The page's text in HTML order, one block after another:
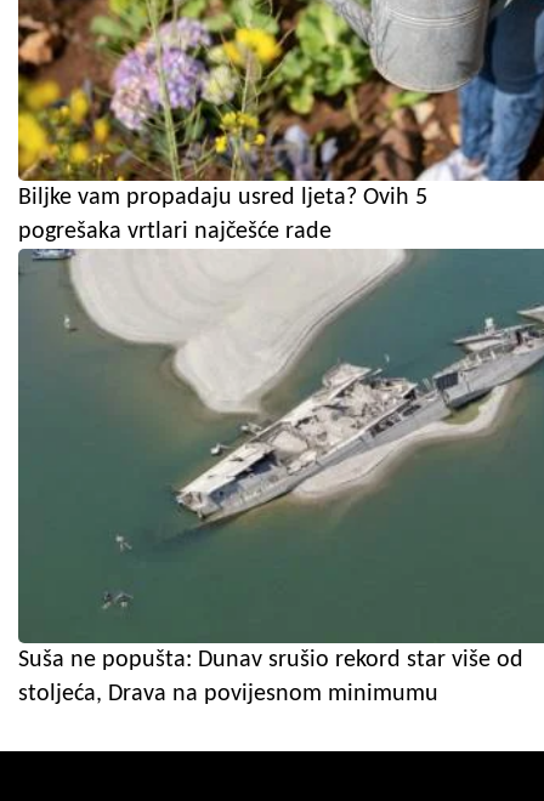
Biljke vam propadaju usred ljeta? Ovih 5
pogrešaka vrtlari najčešće rade
Suša ne popušta: Dunav srušio rekord star više od
stoljeća, Drava na povijesnom minimumu